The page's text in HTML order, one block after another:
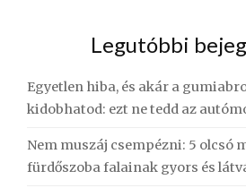
Legutóbbi
Egyetlen hiba, és akár a
kidobhatod: ezt ne tedd az
Nem muszáj csempézni: 5 olcsó
fürdőszoba falainak gyors és